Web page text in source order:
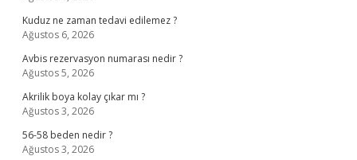
Kuduz ne zaman tedavi edilemez ?
Ağustos 6, 2026
Avbis rezervasyon numarası nedir ?
Ağustos 5, 2026
Akrilik boya kolay çıkar mı ?
Ağustos 3, 2026
56-58 beden nedir ?
Ağustos 3, 2026